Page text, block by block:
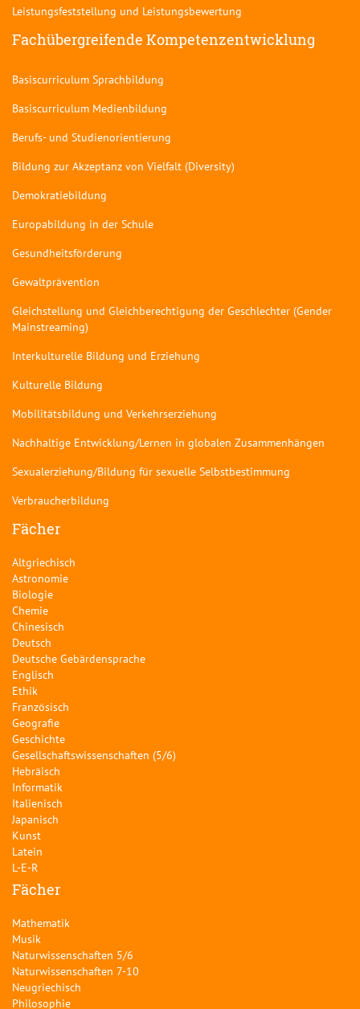
Leistungsfeststellung und Leistungsbewertung
Fachübergreifende Kompetenzentwicklung
Basiscurriculum Sprachbildung
Basiscurriculum Medienbildung
Berufs- und Studienorientierung
Bildung zur Akzeptanz von Vielfalt (Diversity)
Demokratiebildung
Europabildung in der Schule
Gesundheitsförderung
Gewaltprävention
Gleichstellung und Gleichberechtigung der Geschlechter (Gender
Mainstreaming)
Interkulturelle Bildung und Erziehung
Kulturelle Bildung
Mobilitätsbildung und Verkehrserziehung
Nachhaltige Entwicklung/Lernen in globalen Zusammenhängen
Sexualerziehung/Bildung für sexuelle Selbstbestimmung
Verbraucherbildung
Fächer
Altgriechisch
Astronomie
Biologie
Chemie
Chinesisch
Deutsch
Deutsche Gebärdensprache
Englisch
Ethik
Französisch
Geografie
Geschichte
Gesellschaftswissenschaften (5/6)
Hebräisch
Informatik
Italienisch
Japanisch
Kunst
Latein
L-E-R
Fächer
Mathematik
Musik
Naturwissenschaften 5/6
Naturwissenschaften 7-10
Neugriechisch
Philosophie